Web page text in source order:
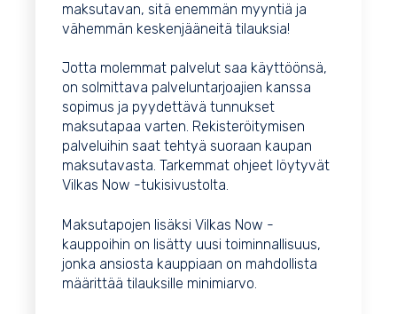
maksutavan, sitä enemmän myyntiä ja
vähemmän keskenjääneitä tilauksia!
Jotta molemmat palvelut saa käyttöönsä,
on solmittava palveluntarjoajien kanssa
sopimus ja pyydettävä tunnukset
maksutapaa varten. Rekisteröitymisen
palveluihin saat tehtyä suoraan kaupan
maksutavasta. Tarkemmat ohjeet löytyvät
Vilkas Now -tukisivustolta.
Maksutapojen lisäksi Vilkas Now -
kauppoihin on lisätty uusi toiminnallisuus,
jonka ansiosta kauppiaan on mahdollista
määrittää tilauksille minimiarvo.